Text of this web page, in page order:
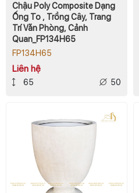
Chậu Poly Composite Dạng
Ống To , Trồng Cây, Trang
Trí Văn Phòng, Cảnh
Quan_FP134H65
FP134H65
Liên hệ
65 50